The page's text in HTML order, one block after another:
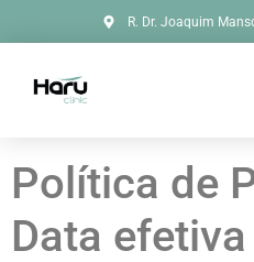
R. Dr. Joaquim
Política de
Data